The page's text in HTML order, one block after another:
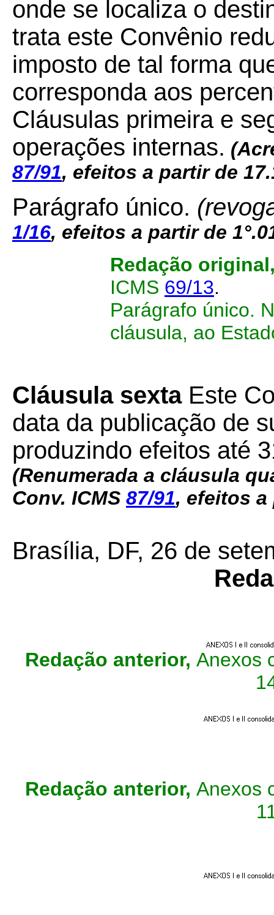
onde se localiza o
trata este Convênio
imposto de tal forma
corresponda aos
Cláusulas primeira e
operações internas.
87/91, efeitos a partir de
Parágrafo único.
1/16, efeitos a partir de
Redação
ICMS 69/13.
Parágrafo único.
cláusula, ao
Cláusula sextaEste
data da publicação de
produzindo efeitos até
(Renumerada a cláusula
Conv. ICMS 87/91, efeitos a
Brasília, DF, 26 de
Redação anterior, Anexos
Redação anterior, Anexos